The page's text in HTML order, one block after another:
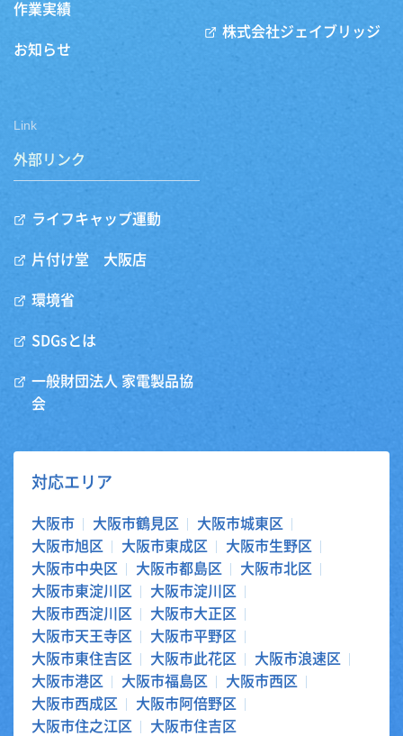
作業実績
お知らせ
株式会社ジェイブリッジ
Link
外部リンク
ライフキャップ運動
片付け堂 大阪店
環境省
SDGsとは
一般財団法人 家電製品協
会
対応エリア
大阪市 大阪市鶴見区
大阪市城東区
大阪市旭区
大阪市東成区
大阪市生野区
大阪市中央区
大阪市都島区
大阪市北区
大阪市東淀川区
大阪市淀川区
大阪市西淀川区
大阪市大正区
大阪市天王寺区
大阪市平野区
大阪市東住吉区
大阪市此花区
大阪市浪速区
大阪市港区
大阪市福島区
大阪市西区
大阪市西成区
大阪市阿倍野区
大阪市住之江区
大阪市住吉区